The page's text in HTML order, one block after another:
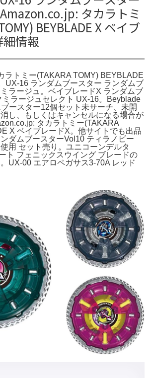
タカラトミ
BEYBLADE X ベイブ
細情報
ラトミー(TAKARA TOMY) BEYBLADE
UX-16 ランダムブースター ランダムブ
ラージュ。ベイブレードX ランダムブ
ミラージュセレクト UX-16。Beyblade
ースター12個セット未サーチ、未開
し、もしくはキャンセルになる場合が
タカラトミー(TAKARA
X ベイブレードX。他サイトでも出品
ダムブースターVol10 ティラノビー
用 セット売り。ユニコーンデルタ
ト フェニックスウイング ブレードの
UX-00 エアロペガサス3-70A レッド